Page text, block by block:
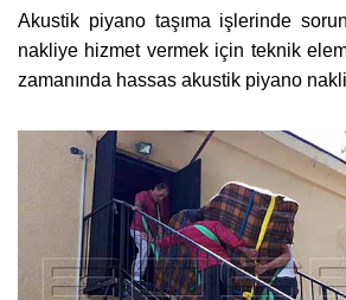
Akustik piyano taşıma işlerinde
nakliye hizmet vermek için teknik
zamanında hassas akustik piyano